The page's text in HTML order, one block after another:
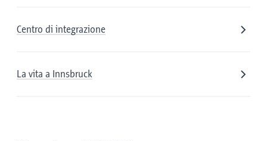
Centro di integrazione
La vita a Innsbruck